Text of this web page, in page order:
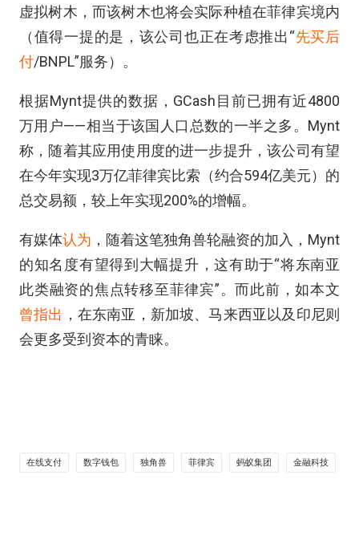
虚拟树木，而该树木也将会实际种植在菲律宾境内
（值得一提的是，该公司也正在考虑推出“先买后
付/BNPL”服务）。
根据Mynt提供的数据，GCash目前已拥有近4800
万用户——相当于该国人口总数的一半之多。Mynt
称，随着其应用使用度的进一步提升，该公司有望
在今年实现3万亿菲律宾比索（约合594亿美元）的
总交易额，较上年实现200%的增幅。
有媒体认为 ，随着这笔独角兽轮融资的加入， Mynt
的知名度有望得到大幅提升，这有助于“将东南亚
此类融资的焦点转移至菲律宾”。而此前，如本文
曾指出 ，在东南亚，新加坡、马来西亚以及印尼则
会更多受到资本的青睐。
在线支付 数字钱包 独角兽 菲律宾 蚂蚁集团 金融科技